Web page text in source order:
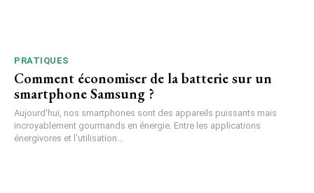
PRATIQUES
Comment économiser de la batterie sur un
smartphone Samsung ?
Aujourd'hui, nos smartphones sont des appareils puissants mais
incroyablement gourmands en énergie. Entre les applications
énergivores et l'utilisation...